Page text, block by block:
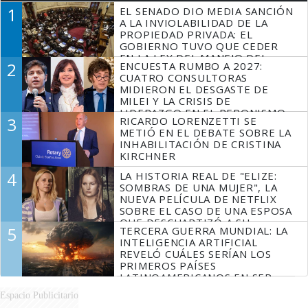
1
EL SENADO DIO MEDIA SANCIÓN
A LA INVIOLABILIDAD DE LA
PROPIEDAD PRIVADA: EL
GOBIERNO TUVO QUE CEDER
EN LA LEY DEL MANEJO DEL
FUEGO
2
ENCUESTA RUMBO A 2027:
CUATRO CONSULTORAS
MIDIERON EL DESGASTE DE
MILEI Y LA CRISIS DE
LIDERAZGO EN EL PERONISMO
3
RICARDO LORENZETTI SE
METIÓ EN EL DEBATE SOBRE LA
INHABILITACIÓN DE CRISTINA
KIRCHNER
4
LA HISTORIA REAL DE "ELIZE:
SOMBRAS DE UNA MUJER", LA
NUEVA PELÍCULA DE NETFLIX
SOBRE EL CASO DE UNA ESPOSA
QUE DESCUARTIZÓ A SU
MARIDO
5
TERCERA GUERRA MUNDIAL: LA
INTELIGENCIA ARTIFICIAL
REVELÓ CUÁLES SERÍAN LOS
PRIMEROS PAÍSES
LATINOAMERICANOS EN SER
Espacio Publicitario